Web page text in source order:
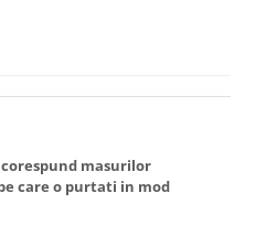
masurilor
care o purtati in mod